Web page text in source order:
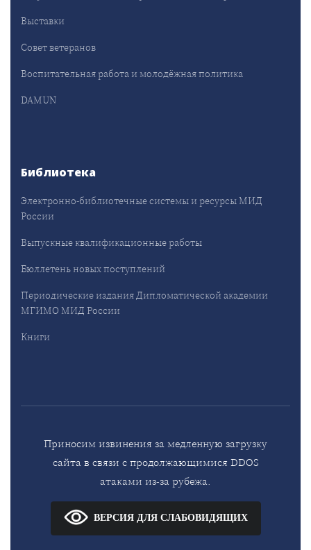
Выставки
Совет ветеранов
Воспитательная работа и молодёжная политика
DAMUN
Библиотека
Электронно-библиотечные системы и ресурсы МИД
России
Выпускные квалификационные работы
Бюллетень новых поступлений
Периодические издания Дипломатической академии
МГИМО МИД России
Книги
Приносим извинения за медленную загрузку
сайта в связи с продолжающимися DDOS
атаками из-за рубежа.
ВЕРСИЯ ДЛЯ СЛАБОВИДЯЩИХ